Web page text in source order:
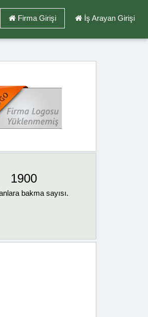
Firma Girişi İş Arayan Girişi
1900
bakma sayısı.